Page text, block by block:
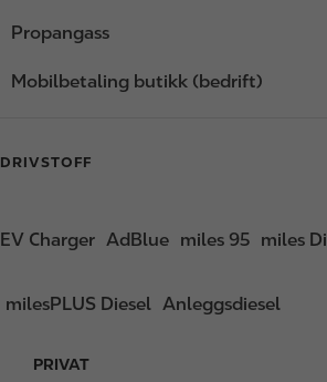
Propangass
Mobilbetaling butikk (bedrift)
DRIVSTOFF
EV Charger AdBlue miles 95 miles
milesPLUS Diesel Anleggsdiesel
F
PRIVAT